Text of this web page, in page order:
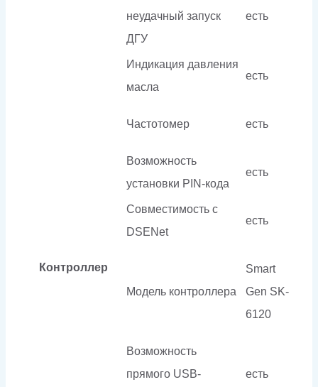
Контроллер
неудачный запуск
ДГУ
есть
Индикация давления
масла
есть
Частотомер есть
Возможность
установки PIN-кода
есть
Совместимость c
DSENet
есть
Модель контроллера
Smart
Gen SK-
6120
Возможность
прямого USB-
есть